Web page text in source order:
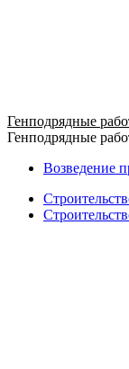
Генподрядные
Генподрядные
Возведение